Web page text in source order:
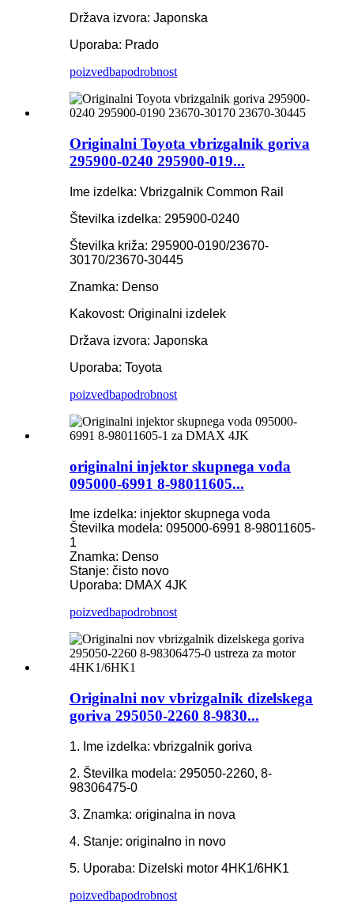
Država izvora: Japonska
Uporaba: Prado
poizvedbapodrobnost
Originalni Toyota vbrizgalnik goriva
295900-0240 295900-019...
Ime izdelka: Vbrizgalnik Common Rail
Številka izdelka: 295900-0240
Številka križa: 295900-0190/23670-
30170/23670-30445
Znamka: Denso
Kakovost: Originalni izdelek
Država izvora: Japonska
Uporaba: Toyota
poizvedbapodrobnost
originalni injektor skupnega voda
095000-6991 8-98011605...
Ime izdelka: injektor skupnega voda
Številka modela: 095000-6991 8-98011605-
1
Znamka: Denso
Stanje: čisto novo
Uporaba: DMAX 4JK
poizvedbapodrobnost
Originalni nov vbrizgalnik dizelskega
goriva 295050-2260 8-9830...
1. Ime izdelka: vbrizgalnik goriva
2. Številka modela: 295050-2260, 8-
98306475-0
3. Znamka: originalna in nova
4. Stanje: originalno in novo
5. Uporaba: Dizelski motor 4HK1/6HK1
poizvedbapodrobnost